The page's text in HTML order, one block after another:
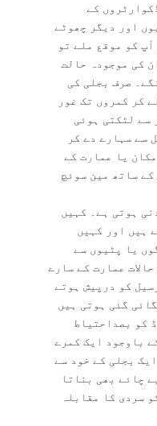
کے
اور دیگر چھوٹے
کو موقع ملے تو
کی موجودہ حالت
صرف بجلی کی
کر کمروں تک غور
سے لٹکتی ہوئی
سے سہارے دے کر
یا عمارت کے
ساتھ مین سوئچ
ہوتی ہے۔ کہیں
ہیں اور کہیں
یا پٹیوں سے
عمارت کے سارے
کو درپیش ہوتے
گئی ہوتی ہیں
کو بصداحتیاط
باوجود ایک کمرے
بجلی کے خود سے
چائے بھی بناتا
سردی کا مقابلہ